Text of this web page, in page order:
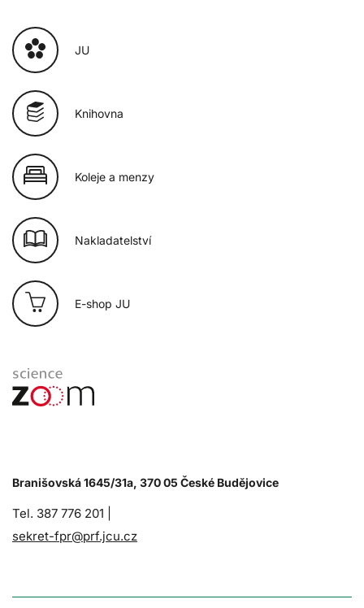
JU
Knihovna
Koleje a menzy
Nakladatelství
E-shop JU
Branišovská 1645/31a, 370 05 České Budějovice
Tel. 387 776 201 |
sekret-fpr@prf.jcu.cz